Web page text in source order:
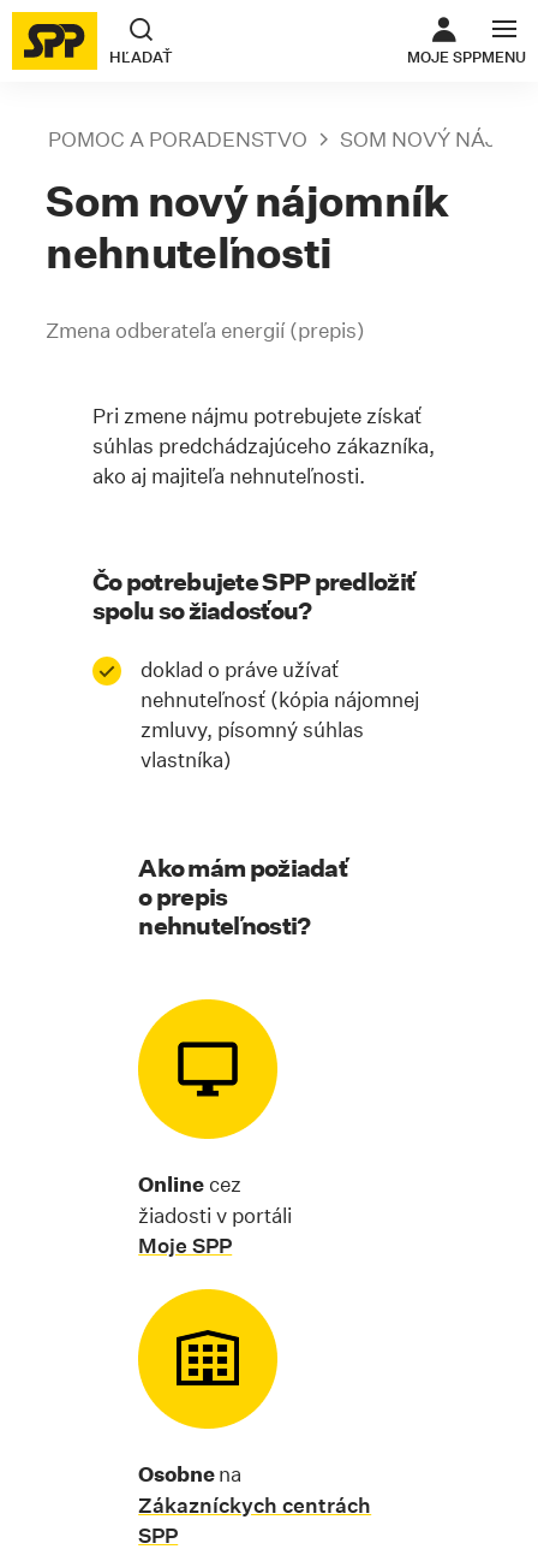
HĽADAŤ MOJE SPP
ODKAZ SA
MENU
POMOC A PORADENSTVO SOM NOVÝ
Som nový nájomník
nehnuteľnosti
Zmena odberateľa energií (prepis)
Pri zmene nájmu potrebujete získať
súhlas predchádzajúceho zákazníka,
ako aj majiteľa nehnuteľnosti.
Čo potrebujete SPP predložiť
spolu so žiadosťou?
doklad o práve užívať
nehnuteľnosť (kópia nájomnej
zmluvy, písomný súhlas
vlastníka)
Ako mám požiadať
o prepis
nehnuteľnosti?
Online cez
žiadosti v portáli
Moje SPP
Osobnena
Zákazníckych centrách
SPP